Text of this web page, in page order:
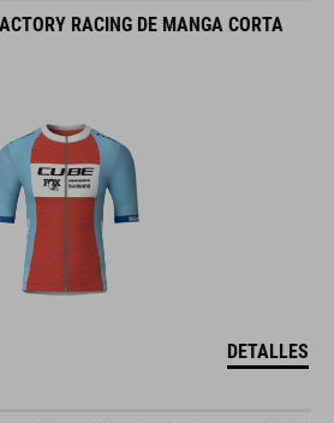
RACING DE MANGA CORTA
DETALLES